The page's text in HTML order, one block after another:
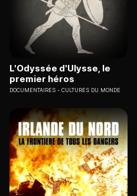
L'Odyssée d'Ulysse, le
premier héros
DOCUMENTAIRES CULTURES DU MONDE